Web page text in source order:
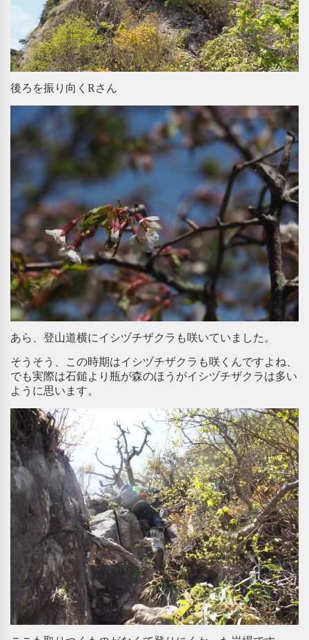
後ろを振り向くRさん
あら、登山道横にイシヅチザクラも咲いていました。
そうそう、この時期はイシヅチザクラも咲くんですよね、
でも実際は石鎚より瓶が森のほうがイシヅチザクラは多い
ように思います。